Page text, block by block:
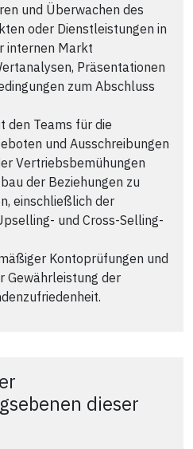
und Überwachen des
oder Dienstleistungen in
internen Markt
Präsentationen
zum Abschluss
den Teams für die
und Ausschreibungen
Vertriebsbemühungen
der Beziehungen zu
einschließlich der
und Cross-Selling-
Kontoprüfungen und
Gewährleistung der
dieser